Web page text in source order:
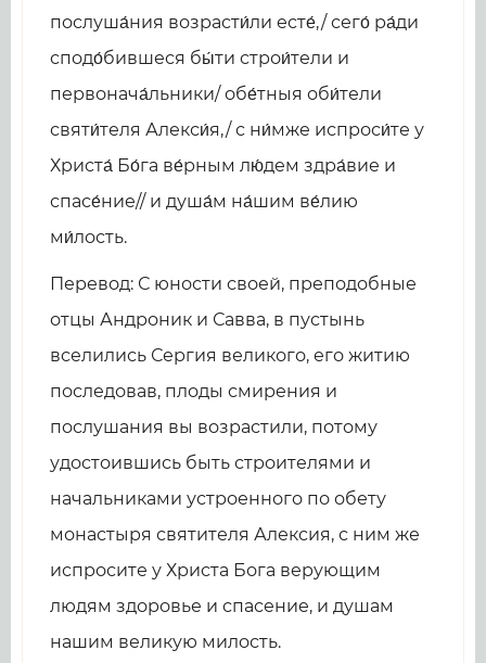
послуша́ния возрасти́ли есте́,/ сего́ ра́ди
сподо́бившеся бы́ти строи́тели и
первонача́льники/ обе́тныя оби́тели
святи́теля Алекси́я,/ с ни́мже испроси́те у
Христа́ Бо́га ве́рным лю́дем здра́вие и
спасе́ние// и душа́м на́шим ве́лию
ми́лость.
Перевод: С юности своей, преподобные
отцы Андроник и Савва, в пустынь
вселились Сергия великого, его житию
последовав, плоды смирения и
послушания вы возрастили, потому
удостоившись быть строителями и
начальниками устроенного по обету
монастыря святителя Алексия, с ним же
испросите у Христа Бога верующим
людям здоровье и спасение, и душам
нашим великую милость.